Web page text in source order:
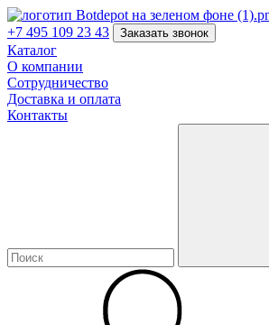
+7 495 109 23 43 Заказать звонок
Каталог
О компании
Сотрудничество
Доставка и оплата
Контакты